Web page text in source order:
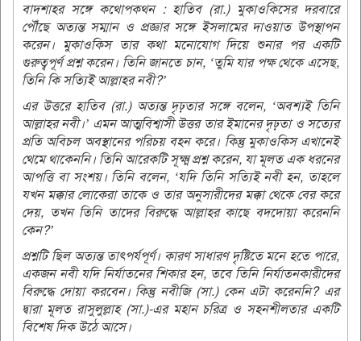
বাদশাহর সঙ্গে কথোপকথন : হাতিব (রা.) মুকাওকিসের দরবারে
পৌঁছে অত্যন্ত সম্মান ও প্রজ্ঞার সঙ্গে ইসলামের দাওয়াত উপস্থাপন
করেন। মুকাওকিস তার কথা মনোযোগ দিয়ে শুনার পর একটি
গুরুত্বপূর্ণ প্রশ্ন করেন। তিনি জানতে চান, ‘তুমি যার পক্ষ থেকে এসেছ,
তিনি কি সত্যিই আল্লাহর নবী?’
এর উত্তরে হাতিব (রা.) অত্যন্ত দৃঢ়তার সঙ্গে বলেন, ‘অবশ্যই তিনি
আল্লাহর নবী।’ এমন আত্মবিশ্বাসী উত্তর তার ইমানের দৃঢ়তা ও সত্যের
প্রতি অবিচল অবস্থানের পরিচয় বহন করে। কিন্তু মুকাওকিস এখানেই
থেমে থাকেননি। তিনি আরেকটি সূক্ষ্ম প্রশ্ন করেন, যা মূলত এক ধরনের
আপত্তি বা সংশয়। তিনি বলেন, ‘যদি তিনি সত্যিই নবী হন, তাহলে
যখন মক্কার লোকেরা তাকে ও তার অনুসারীদের মক্কা থেকে বের করে
দেয়, তখন তিনি তাদের বিরুদ্ধে আল্লাহর কাছে বদদোয়া করেননি
কেন?’
প্রশ্নটি ছিল অত্যন্ত তাৎপর্যপূর্ণ। কারণ সাধারণ দৃষ্টিতে মনে হতে পারে,
একজন নবী যদি নির্যাতনের শিকার হন, তবে তিনি নির্যাতনকারীদের
বিরুদ্ধে দোয়া করবেন। কিন্তু নবীজি (সা.) কেন এটা করেননি? এর
দ্বারা মূলত রাসুলুল্লাহ (সা.)-এর মহান চরিত্র ও সহনশীলতার একটি
বিশেষ দিক উঠে আসে।